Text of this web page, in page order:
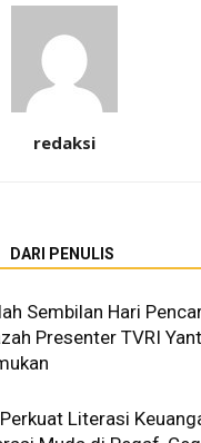
redaksi
DARI PENULIS
Sembilan Hari
Presenter TVRI
Literasi